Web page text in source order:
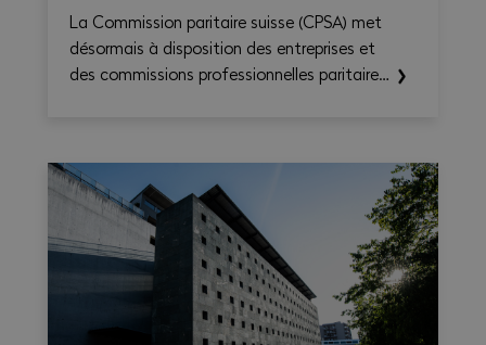
La Commission paritaire suisse (CPSA) met
désormais à disposition des entreprises et
des commissions professionnelles paritaires
le temps de travail, les heures
supplémentaires, le temps de déplacement
et les éventuels suppléments sur une base
hebdomadaire, tout en générant une
synthèse claire et exportable en PDF.